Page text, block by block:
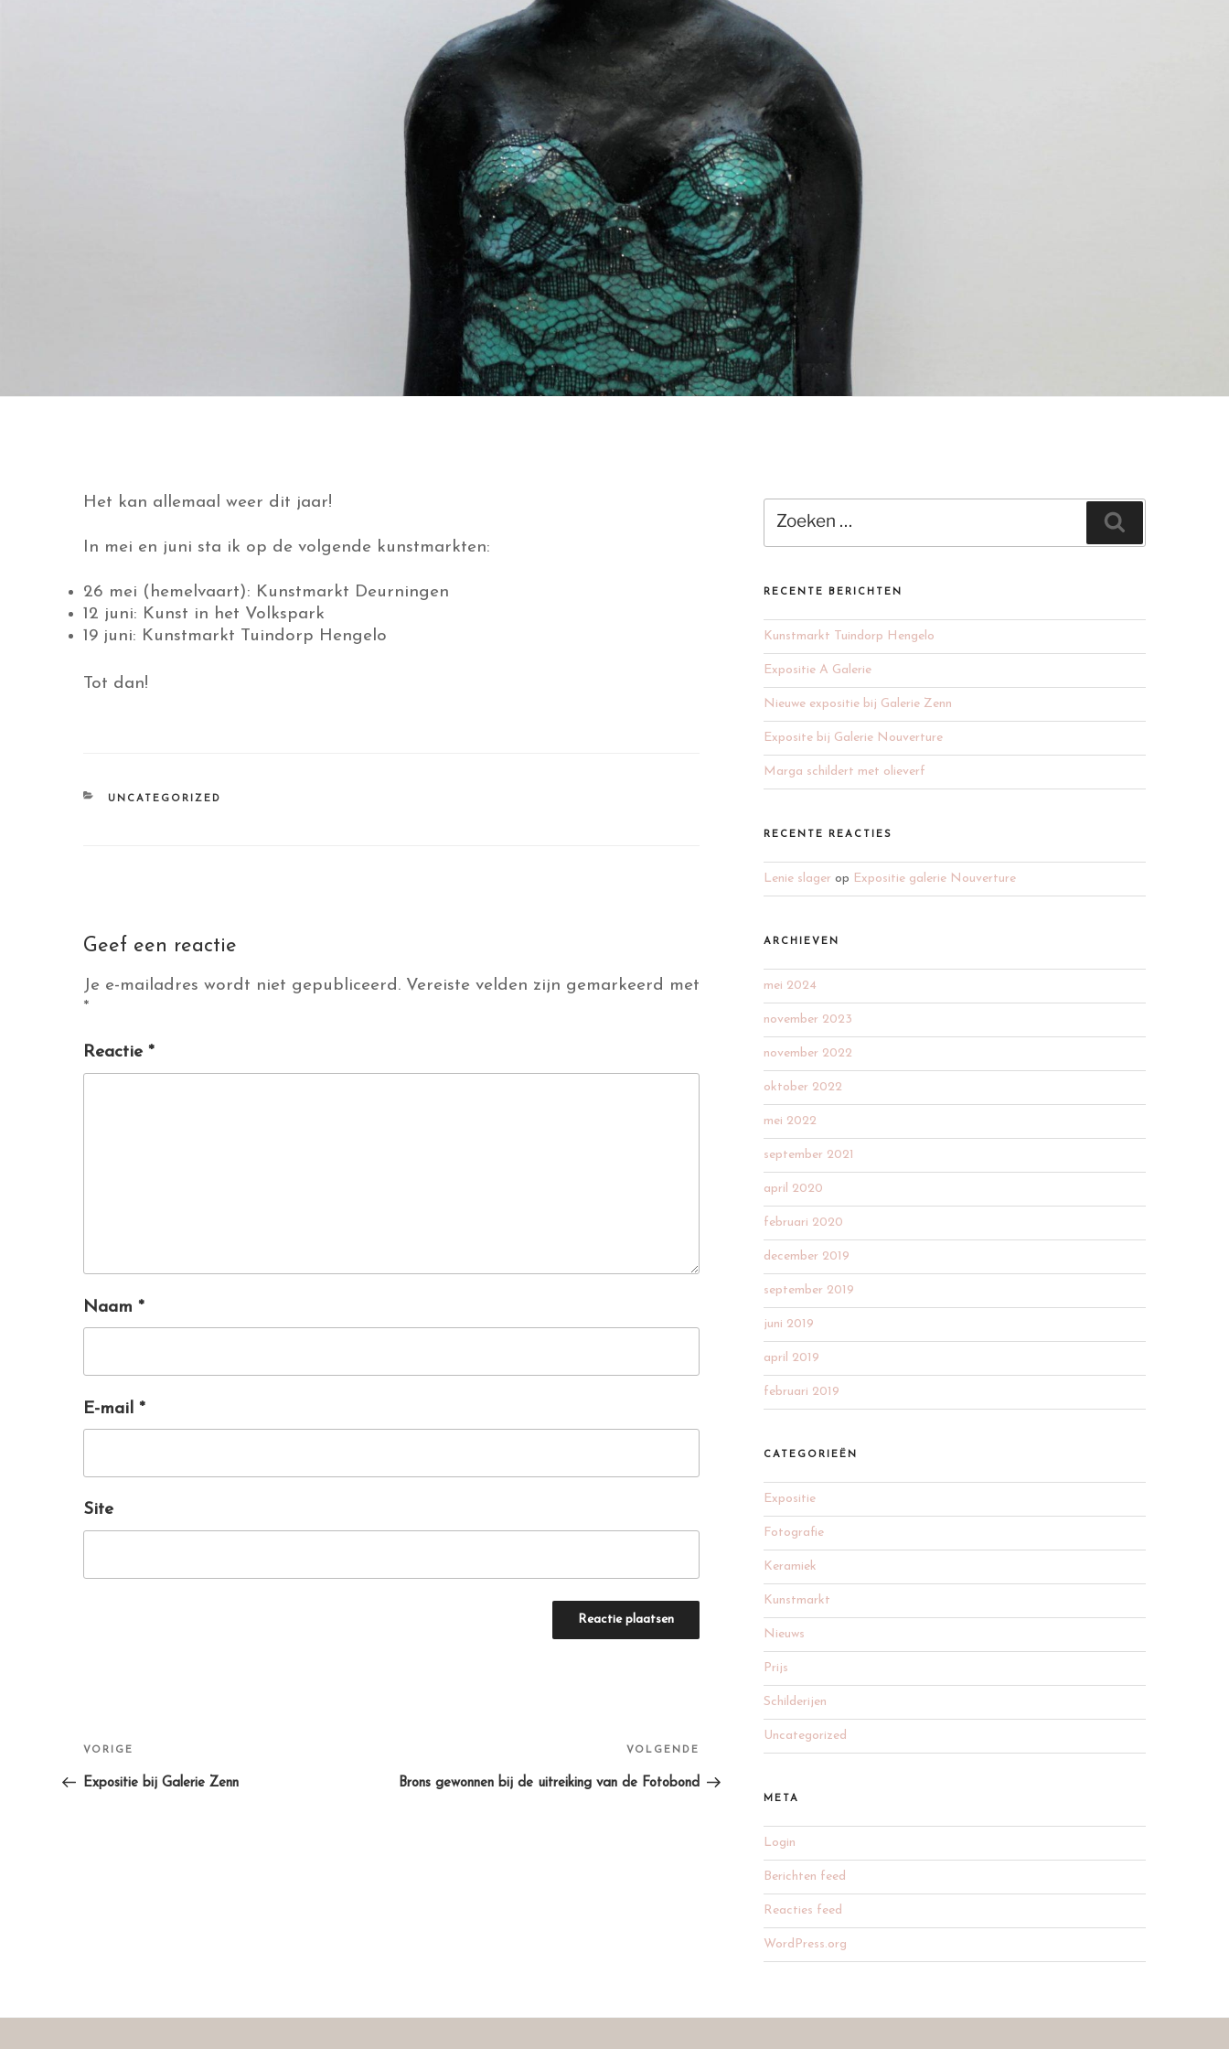
Het kan allemaal weer dit jaar!
In mei en juni sta ik op de volgende kunstmarkten:
26 mei (hemelvaart): Kunstmarkt Deurningen
12 juni: Kunst in het Volkspark
19 juni: Kunstmarkt Tuindorp Hengelo
Tot dan!
CATEGORIEËN
UNCATEGORIZED
Geef een reactie
Je e-mailadres wordt niet gepubliceerd. Vereiste velden zijn gemarkeerd met
*
Reactie *
Naam *
E-mail *
Site
Bericht
navigatie
Vorig
bericht
VORIGE
Expositie bij Galerie Zenn
Volgend
bericht
VOLGENDE
Brons gewonnen bij de uitreiking van de Fotobond
naar:
RECENTE BERICHTEN
Kunstmarkt Tuindorp Hengelo
Expositie A Galerie
Nieuwe expositie bij Galerie Zenn
Exposite bij Galerie Nouverture
Marga schildert met olieverf
RECENTE REACTIES
Lenie slager op Expositie galerie Nouverture
ARCHIEVEN
mei 2024
november 2023
november 2022
oktober 2022
mei 2022
september 2021
april 2020
februari 2020
december 2019
september 2019
juni 2019
april 2019
februari 2019
CATEGORIEËN
Expositie
Fotografie
Keramiek
Kunstmarkt
Nieuws
Prijs
Schilderijen
Uncategorized
META
Login
Berichten feed
Reacties feed
WordPress.org